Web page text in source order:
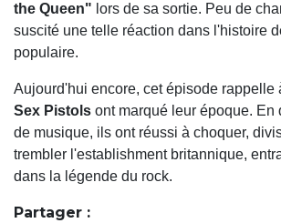
the Queen" lors de sa sortie. Peu de
suscité une telle réaction dans l'histoire
populaire.
Aujourd'hui encore, cet épisode rappelle
Sex Pistols ont marqué leur époque. En
de musique, ils ont réussi à choquer,
trembler l'establishment britannique,
dans la légende du rock.
Partager :